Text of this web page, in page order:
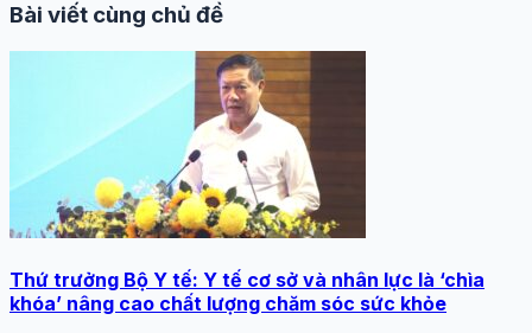
Bài viết cùng chủ đề
Thứ trưởng Bộ Y tế: Y tế cơ sở và nhân lực là ‘chìa
khóa’ nâng cao chất lượng chăm sóc sức khỏe